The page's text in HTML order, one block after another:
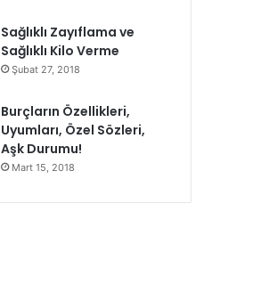
Sağlıklı Zayıflama ve
Sağlıklı Kilo Verme
Şubat 27, 2018
Burçların Özellikleri,
Uyumları, Özel Sözleri,
Aşk Durumu!
Mart 15, 2018